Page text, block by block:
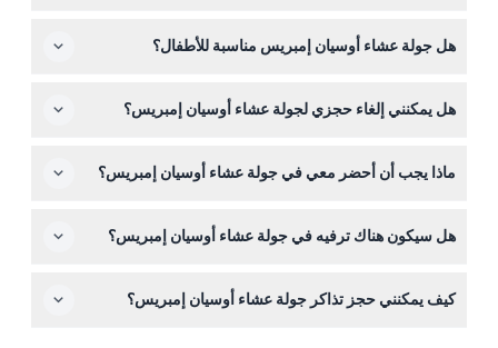
يرجى التأكد عند الحجز).
في ذلك محطات طبخ مباشرة، مجموعة متنوعة من السلطات
هل جولة عشاء أوسيان إمبريس مناسبة للأطفال؟
الأطفال بين 3 و10 سنوات سعر الطفل، ويُطبق سعر البالغين
هل يمكنني إلغاء حجزي لجولة عشاء أوسيان إمبريس؟
ماذا يجب أن أحضر معي في جولة عشاء أوسيان إمبريس؟
ملابس أنيقة وعملية لتتناسب مع أجواء الجولة الفاخرة وارتدِ
هل سيكون هناك ترفيه في جولة عشاء أوسيان إمبريس؟
لتعزيز سهرتك بينما تستمتع بمناظر مرسى دبي الرائعة.
كيف يمكنني حجز تذاكر جولة عشاء أوسيان إمبريس؟